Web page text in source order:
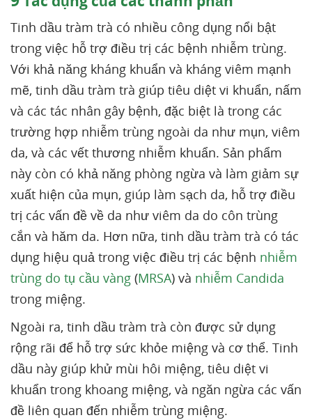
Tinh dầu tràm trà có nhiều công dụng nổi bật
trong việc hỗ trợ điều trị các bệnh nhiễm trùng.
Với khả năng kháng khuẩn và kháng viêm mạnh
mẽ, tinh dầu tràm trà giúp tiêu diệt vi khuẩn, nấm
và các tác nhân gây bệnh, đặc biệt là trong các
trường hợp nhiễm trùng ngoài da như mụn, viêm
da, và các vết thương nhiễm khuẩn. Sản phẩm
này còn có khả năng phòng ngừa và làm giảm sự
xuất hiện của mụn, giúp làm sạch da, hỗ trợ điều
trị các vấn đề về da như viêm da do côn trùng
cắn và hăm da. Hơn nữa, tinh dầu tràm trà có tác
dụng hiệu quả trong việc điều trị các bệnh nhiễm
trùng do tụ cầu vàng (MRSA) và nhiễm Candida
trong miệng.
Ngoài ra, tinh dầu tràm trà còn được sử dụng
rộng rãi để hỗ trợ sức khỏe miệng và cơ thể. Tinh
dầu này giúp khử mùi hôi miệng, tiêu diệt vi
khuẩn trong khoang miệng, và ngăn ngừa các vấn
đề liên quan đến nhiễm trùng miệng.